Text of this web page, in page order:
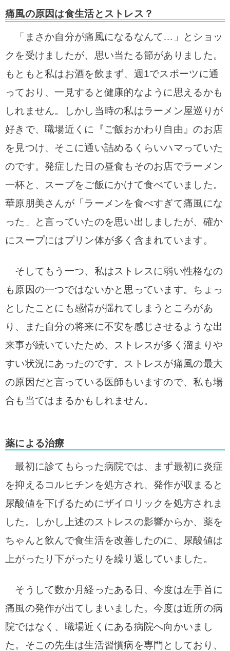
痛風の原因は食生活とストレス？
「まさか自分が痛風になるなんて…」とショッ
クを受けましたが、思い当たる節がありました。
もともと私はお酒を飲まず、週1でスポーツに通
っており、一見すると健康的なように思えるかも
しれません。しかし当時の私はラーメン屋巡りが
好きで、職場近くに『ご飯おかわり自由』のお店
を見つけ、そこに通い詰めるくらいハマっていた
のです。発症した日の昼食もそのお店でラーメン
一杯と、スープをご飯にかけて食べていました。
華原朋美さんが「ラーメンを食べすぎて痛風にな
った」と言っていたのを思い出しましたが、確か
にスープにはプリン体が多く含まれています。
そしてもう一つ、私はストレスに弱い性格なの
も原因の一つではないかと思っています。 ちょっ
としたことにも感情が揺れてしまうところがあ
り、また自分の将来に不安を感じさせるような出
来事が続いていたため、ストレスが多く溜まりや
すい状況にあったのです。ストレスが痛風の最大
の原因だと言っている医師もいますので、私も場
合も当てはまるかもしれません。
薬による治療
最初に診てもらった病院では、まず最初に炎症
を抑えるコルヒチンを処方され、発作が収まると
尿酸値を下げるためにザイロリックを処方されま
した。しかし上述のストレスの影響からか、薬を
ちゃんと飲んで食生活を改善したのに、尿酸値は
上がったり下がったりを繰り返していました。
そうして数か月経ったある日、今度は左手首に
痛風の発作が出てしまいました。今度は近所の病
院ではなく、職場近くにある病院へ向かいまし
た。そこの先生は生活習慣病を専門としており、